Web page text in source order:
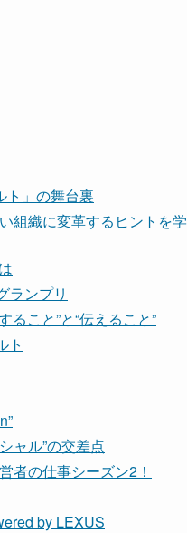
ト」の舞台裏
組織に変革するヒントを学
ランプリ
こと”と“伝えること”
ト
ャル”の交差点
者の仕事シーズン2！
by LEXUS